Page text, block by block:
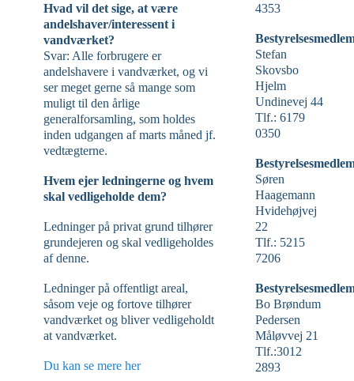
Hvad vil det sige, at være
andelshaver/interessent i
vandværket?
Svar: Alle forbrugere er
andelshavere i vandværket, og vi
ser meget gerne så mange som
muligt til den årlige
generalforsamling, som holdes
inden udgangen af marts måned jf.
vedtægterne.
Hvem ejer ledningerne og hvem
skal vedligeholde dem?
Ledninger på privat grund tilhører
grundejeren og skal vedligeholdes
af denne.
Ledninger på offentligt areal,
såsom veje og fortove tilhører
vandværket og bliver vedligeholdt
at vandværket.
Du kan se mere her
4353
Stefan
Skovsbo
Hjelm
Undinevej 44
Tlf.: 6179
0350
Søren
Haagemann
Hvidehøjvej
22
Tlf.: 5215
7206
Bo Brøndum
Pedersen
Måløvvej 21
Tlf.:3012
2893